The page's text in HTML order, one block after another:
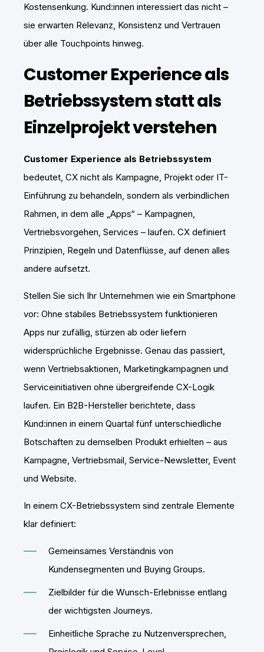
Kostensenkung. Kund:innen interessiert das nicht –
sie erwarten Relevanz, Konsistenz und Vertrauen
über alle Touchpoints hinweg.
Customer Experience als
Betriebssystem statt als
Einzelprojekt verstehen
Customer Experience als Betriebssystem
bedeutet, CX nicht als Kampagne, Projekt oder IT-
Einführung zu behandeln, sondern als verbindlichen
Rahmen, in dem alle „Apps“ – Kampagnen,
Vertriebsvorgehen, Services – laufen. CX definiert
Prinzipien, Regeln und Datenflüsse, auf denen alles
andere aufsetzt.
Stellen Sie sich Ihr Unternehmen wie ein Smartphone
vor: Ohne stabiles Betriebssystem funktionieren
Apps nur zufällig, stürzen ab oder liefern
widersprüchliche Ergebnisse. Genau das passiert,
wenn Vertriebsaktionen, Marketingkampagnen und
Serviceinitiativen ohne übergreifende CX-Logik
laufen. Ein B2B-Hersteller berichtete, dass
Kund:innen in einem Quartal fünf unterschiedliche
Botschaften zu demselben Produkt erhielten – aus
Kampagne, Vertriebsmail, Service-Newsletter, Event
und Website.
In einem CX-Betriebssystem sind zentrale Elemente
klar definiert:
Gemeinsames Verständnis von
Kundensegmenten und Buying Groups.
Zielbilder für die Wunsch-Erlebnisse entlang
der wichtigsten Journeys.
Einheitliche Sprache zu Nutzenversprechen,